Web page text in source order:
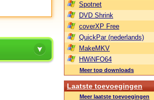
Spotnet
DVD Shrink
coverXP Free
QuickPar (nederlands)
MakeMKV
HWiNFO64
Meer top downloads
Laatste toevoegingen
Meer laatste toevoegingen